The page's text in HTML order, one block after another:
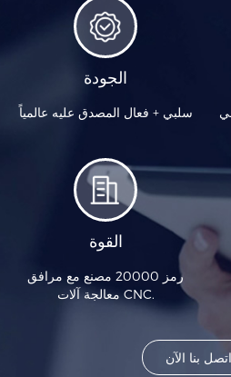
الجودة
سلبي + فعال المصدق عليه عالمياً
في
القوة
رمز 20000 مصنع مع مرافق
معالجة آلات CNC.
اتصل بنا الآن